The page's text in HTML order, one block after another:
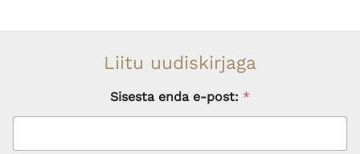
Liitu uudiskirjaga
Sisesta enda e-post: *